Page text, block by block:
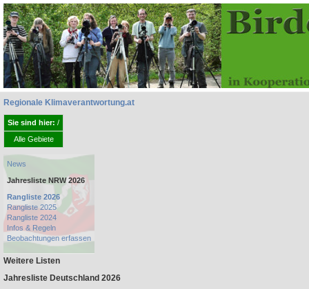
Regionale Klimaverantwortung.at
Sie sind hier: /
Alle Gebiete
News
Jahresliste NRW 2026
Rangliste 2026
Rangliste 2025
Rangliste 2024
Infos & Regeln
Beobachtungen erfassen
Weitere Listen
Jahresliste Deutschland 2026